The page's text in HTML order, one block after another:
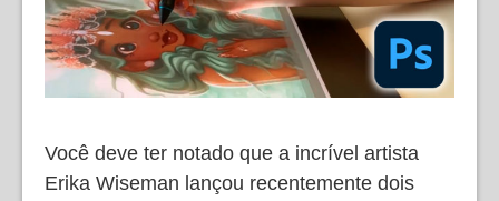
Você deve ter notado que a incrível artista
Erika Wiseman lançou recentemente dois